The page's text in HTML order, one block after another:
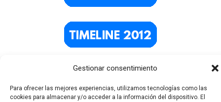
Gestionar consentimiento
Para ofrecer las mejores experiencias, utilizamos tecnologías como las
cookies para almacenar y/o acceder a la información del dispositivo. El